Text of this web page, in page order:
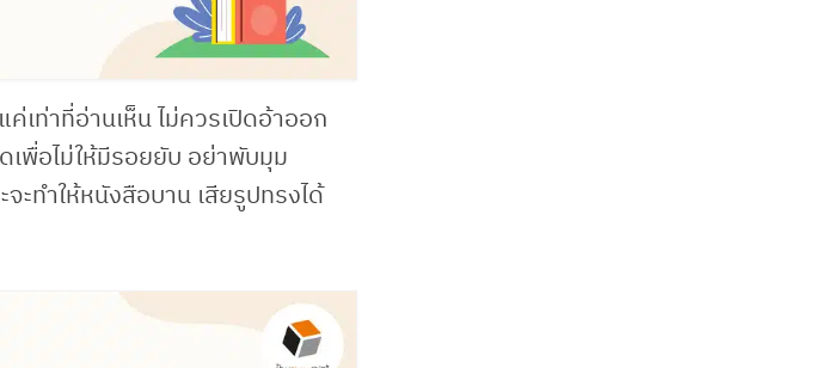
เท่าที่อ่านเห็น ไม่ควรเปิดอ้าออก
เพื่อไม่ให้มีรอยยับ อย่าพับมุม
ะทำให้หนังสือบาน เสียรูปทรงได้